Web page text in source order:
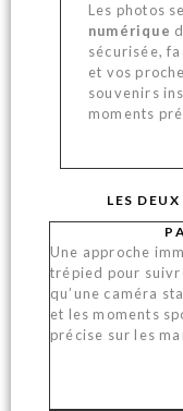
Les photos
numérique
sécurisée,
et vos
souvenirs
moments
LES
Une approche
trépied pour
qu’une caméra
et les moments
précise sur les